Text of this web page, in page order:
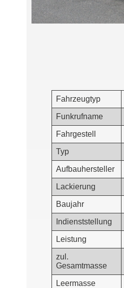
Fahrzeugtyp
Funkrufname
Fahrgestell
Typ
Aufbauhersteller
Lackierung
Baujahr
Indienststellung
Leistung
zul.
Gesamtmasse
Leermasse